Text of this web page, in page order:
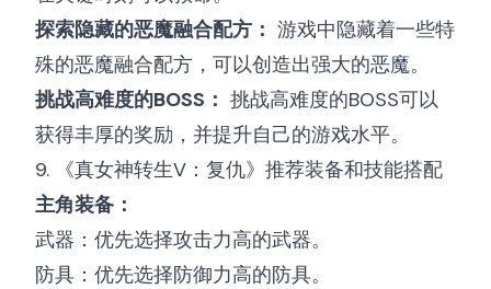
探索隐藏的恶魔融合配方： 游戏中隐藏着一些特
殊的恶魔融合配方，可以创造出强大的恶魔。
挑战高难度的BOSS： 挑战高难度的BOSS可以
获得丰厚的奖励，并提升自己的游戏水平。
9. 《真女神转生V：复仇》推荐装备和技能搭配
主角装备：
武器：优先选择攻击力高的武器。
防具：优先选择防御力高的防具。